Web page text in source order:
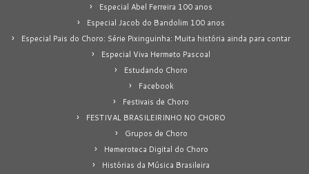
Especial Abel Ferreira 100 anos
Especial Jacob do Bandolim 100 anos
Especial Pais do Choro: Série Pixinguinha: Muita história ainda para contar
Especial Viva Hermeto Pascoal
Estudando Choro
Facebook
Festivais de Choro
FESTIVAL BRASILEIRINHO NO CHORO
Grupos de Choro
Hemeroteca Digital do Choro
Histórias da Música Brasileira